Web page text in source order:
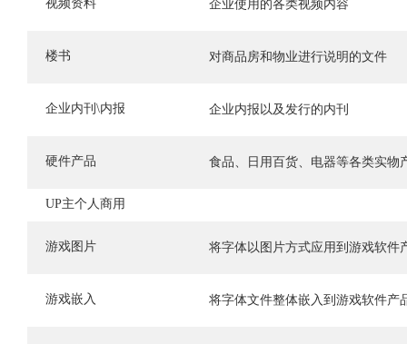
视频资料 企业使用的各类视频内容
楼书 对商品房和物业进行说明的文件
企业内刊\内报 企业内报以及发行的内刊
硬件产品 食品、日用百货、电器等各类实物
UP主个人商用
游戏图片 将字体以图片方式应用到游戏软件
游戏嵌入 将字体文件整体嵌入到游戏软件产